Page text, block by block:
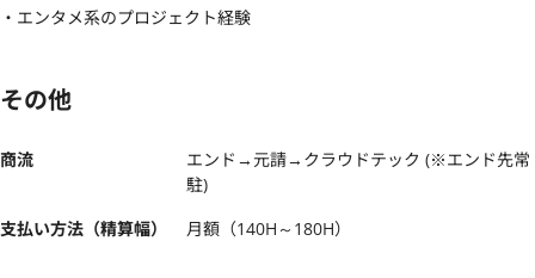
・エンタメ系のプロジェクト経験
その他
商流
エンド→元請→クラウドテック (※エンド先常
駐)
支払い方法（精算幅）
月額（140H～180H）